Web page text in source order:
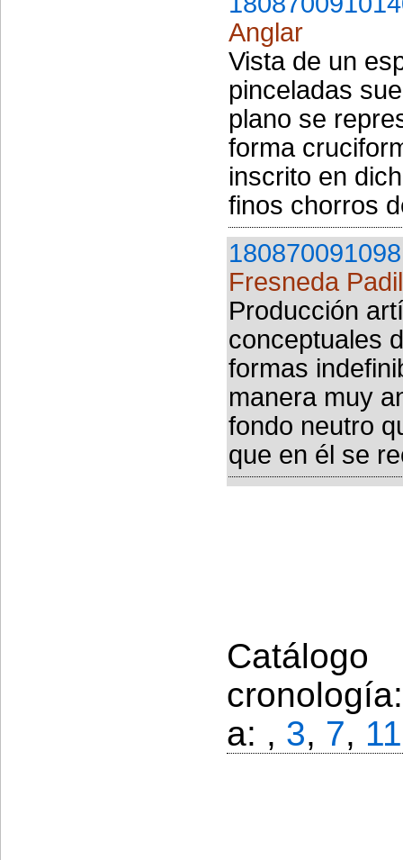
Anglar
Vista de un
pinceladas
plano se
forma
inscrito en
finos chorros
Fresneda
Producción
conceptuales
formas
manera muy
fondo neutro
que en él se
a: , 3, 7, 11